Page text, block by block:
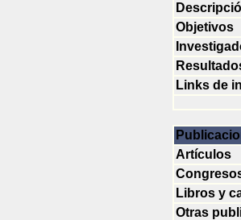
Objetivos
Links de
Artículos
Libros y
Otras